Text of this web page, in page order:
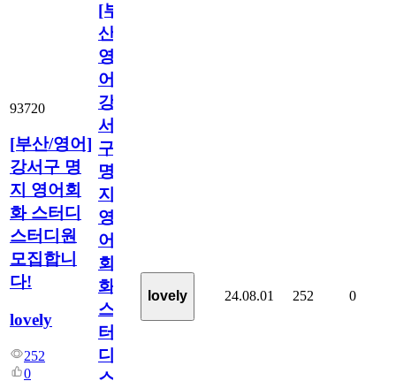
93720
[부산/영어]
강서구 명
지 영어회
화 스터디
스터디원
모집합니
다!
lovely
252
0
[부
산/
영
어]
강
서
구
명
지
영
어
회
화
스
터
디
lovely 24.08.01 252 0